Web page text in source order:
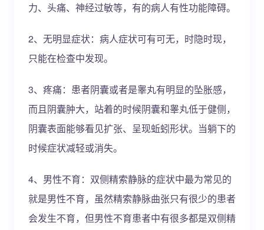
力、头痛、神经过敏等，有的病人有性功能障碍。
2、无明显症状：病人症状可有可无，时隐时现，
只能在检查中发现。
3、疼痛：患者阴囊或者是睾丸有明显的坠胀感，
而且阴囊肿大，站着的时候阴囊和睾丸低于健侧，
阴囊表面能够看见扩张、呈现蚯蚓形状。当躺下的
时候症状减轻或消失。
4、男性不育：双侧精索静脉的症状中最为常见的
就是男性不育，虽然精索静脉曲张只有很少的患者
会发生不育，但男性不育患者中有很多都是双侧精